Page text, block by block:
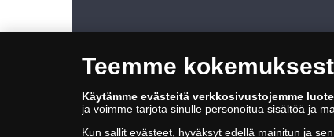
Teemme
Käytämme evästeitä verkkosivustojemme
ja voimme tarjota sinulle personoitua sisältöä ja
Kun sallit evästeet, hyväksyt edellä mainitun ja